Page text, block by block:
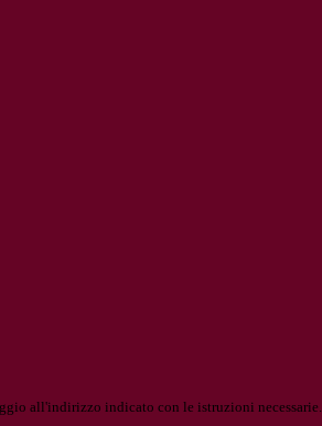
all'indirizzo indicato con le istruzioni necessarie.